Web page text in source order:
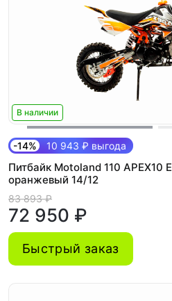
В наличии
-14% 10 943 ₽ выгода
Питбайк Motoland 110 APEX10 E
оранжевый 14/12
83 893 ₽
72 950 ₽
Быстрый заказ